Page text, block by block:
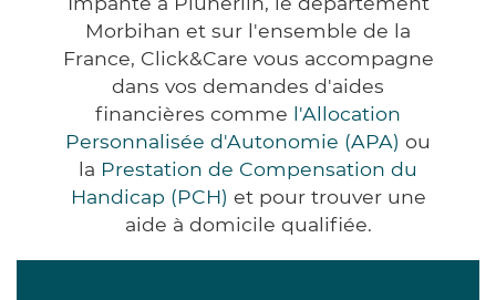
Morbihan et sur l'ensemble de la
France, Click&Care vous accompagne
dans vos demandes d'aides
financières comme l'Allocation
Personnalisée d'Autonomie (APA) ou
la Prestation de Compensation du
Handicap (PCH) et pour trouver une
aide à domicile qualifiée.